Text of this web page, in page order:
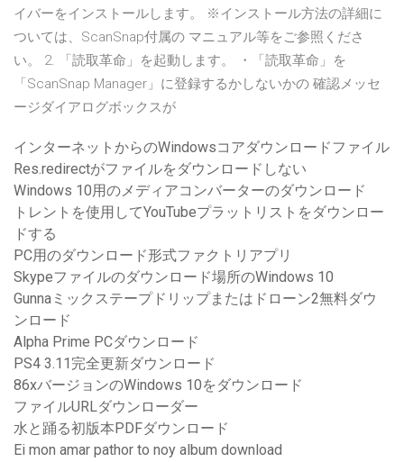
イバーをインストールします。 ※インストール方法の詳細に
ついては、ScanSnap付属の マニュアル等をご参照くださ
い。 2. 「読取革命」を起動します。 ・「読取革命」を
「ScanSnap Manager」に登録するかしないかの 確認メッセ
ージダイアログボックスが
インターネットからのWindowsコアダウンロードファイル
Res.redirectがファイルをダウンロードしない
Windows 10用のメディアコンバーターのダウンロード
トレントを使用してYouTubeプラットリストをダウンロー
ドする
PC用のダウンロード形式ファクトリアプリ
Skypeファイルのダウンロード場所のWindows 10
Gunnaミックステープドリップまたはドローン2無料ダウ
ンロード
Alpha Prime PCダウンロード
PS4 3.11完全更新ダウンロード
86xバージョンのWindows 10をダウンロード
ファイルURLダウンローダー
水と踊る初版本PDFダウンロード
Ei mon amar pathor to noy album download